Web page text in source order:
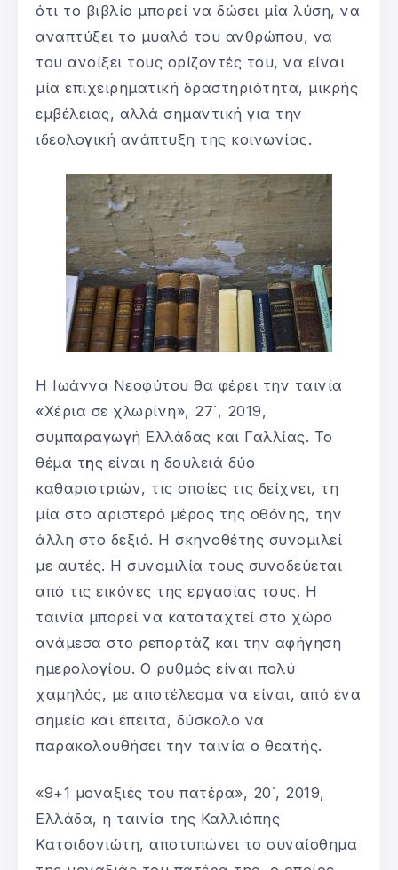
ότι το βιβλίο μπορεί να δώσει μία λύση, να
αναπτύξει το μυαλό του ανθρώπου, να
του ανοίξει τους ορίζοντές του, να είναι
μία επιχειρηματική δραστηριότητα, μικρής
εμβέλειας, αλλά σημαντική για την
ιδεολογική ανάπτυξη της κοινωνίας.
Η Ιωάννα Νεοφύτου θα φέρει την ταινία
«Χέρια σε χλωρίνη», 27΄, 2019,
συμπαραγωγή Ελλάδας και Γαλλίας. Το
θέμα της είναι η δουλειά δύο
καθαριστριών, τις οποίες τις δείχνει, τη
μία στο αριστερό μέρος της οθόνης, την
άλλη στο δεξιό. Η σκηνοθέτης συνομιλεί
με αυτές. Η συνομιλία τους συνοδεύεται
από τις εικόνες της εργασίας τους. Η
ταινία μπορεί να καταταχτεί στο χώρο
ανάμεσα στο ρεπορτάζ και την αφήγηση
ημερολογίου. Ο ρυθμός είναι πολύ
χαμηλός, με αποτέλεσμα να είναι, από ένα
σημείο και έπειτα, δύσκολο να
παρακολουθήσει την ταινία ο θεατής.
«9+1 μοναξιές του πατέρα», 20΄, 2019,
Ελλάδα, η ταινία της Καλλιόπης
Κατσιδονιώτη, αποτυπώνει το συναίσθημα